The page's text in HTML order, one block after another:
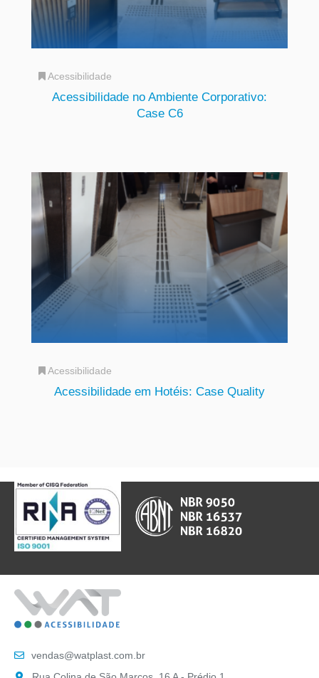
Acessibilidade
Acessibilidade no Ambiente Corporativo:
Case C6
Acessibilidade
Acessibilidade em Hotéis: Case Quality
vendas@watplast.com.br